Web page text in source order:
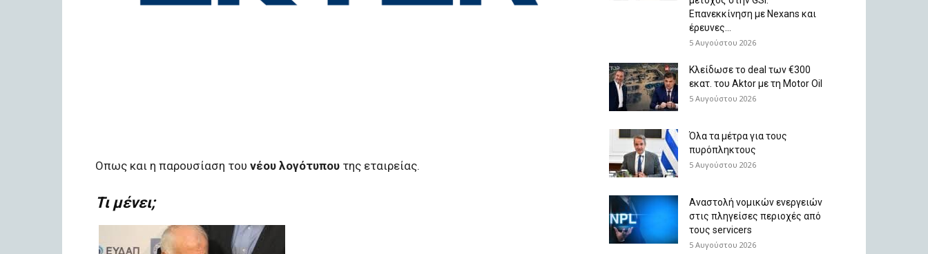
Οπως και η παρουσίαση του νέου λογότυπου της εταιρείας.
Τι μένει;
Επανεκκίνηση με Nexans και
έρευνες...
5 Αυγούστου 2026
Κλείδωσε το deal των €300
εκατ. του Aktor με τη Μotor Oil
5 Αυγούστου 2026
Όλα τα μέτρα για τους
πυρόπληκτους
5 Αυγούστου 2026
Αναστολή νομικών ενεργειών
στις πληγείσες περιοχές από
τους servicers
5 Αυγούστου 2026